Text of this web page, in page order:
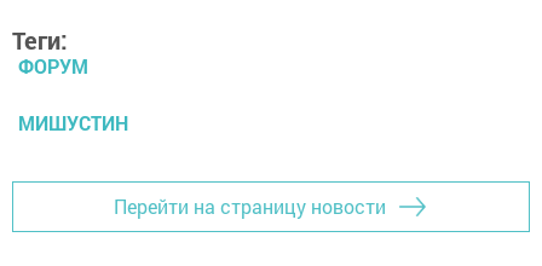
Теги:
ФОРУМ
МИШУСТИН
Перейти на страницу новости